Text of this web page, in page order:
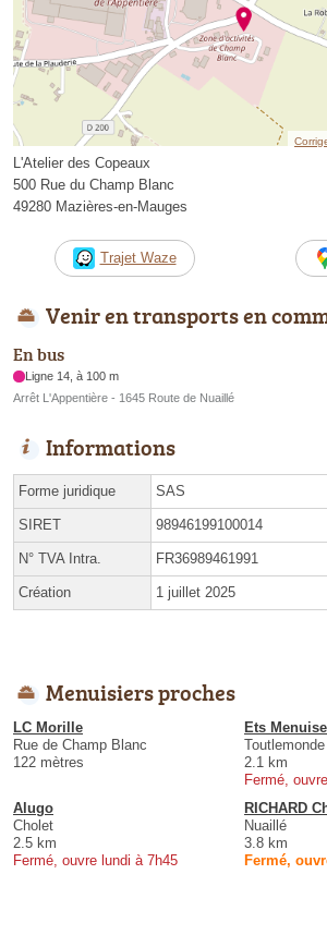
L'Atelier des Copeaux
500 Rue du Champ Blanc
49280 Mazières-en-Mauges
Trajet Waze
Venir en transports en
En bus
Ligne 14, à 100 m
Arrêt L'Appentière - 1645 Route de Nuaillé
Informations
Forme juridique SAS
SIRET 98946199100014
N° TVA Intra. FR36989461991
Création 1 juillet 2025
Menuisiers proches
LC Morille
Rue de Champ Blanc
122 mètres
Ets
Toutlemonde
2.1 km
Fermé,
Alugo
Cholet
2.5 km
Fermé, ouvre lundi à 7h45
RICHARD
Nuaillé
3.8 km
Fermé,